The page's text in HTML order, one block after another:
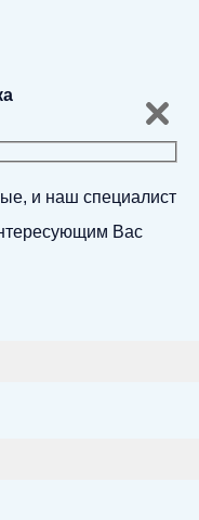
и наш специалист
Вас